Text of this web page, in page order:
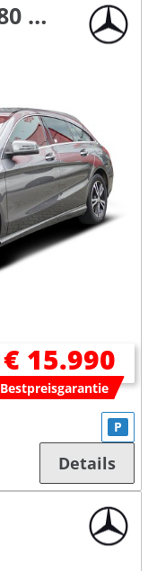
Mercedes-Benz CLA 180 Shooting Brake
€ 15.990
Bestpreisgarantie
P
Details